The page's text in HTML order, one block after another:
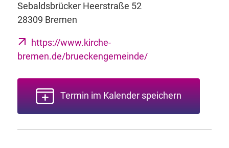
Sebaldsbrücker Heerstraße 52
28309 Bremen
https://www.kirche-
bremen.de/brueckengemeinde/
Termin im Kalender speichern